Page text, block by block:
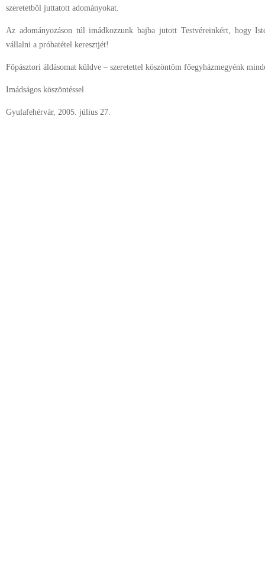
szeretetből juttatott adományokat.
Az adományozáson túl imádkozzunk bajba jutott Testvéreinkért, hogy
vállalni a próbatétel keresztjét!
Főpásztori áldásomat küldve – szeretettel köszöntöm főegyházmegyénk
Imádságos köszöntéssel
Gyulafehérvár, 2005. július 27.